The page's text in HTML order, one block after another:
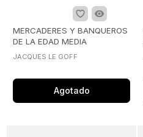
MERCADERES Y BANQUEROS
DE LA EDAD MEDIA
JACQUES LE GOFF
Agotado